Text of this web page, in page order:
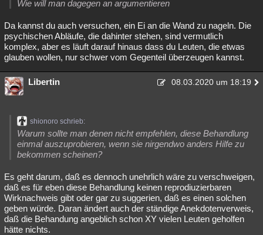
Wie will man dagegen an argumentieren
Da kannst du auch versuchen, ein Ei an die Wand zu nageln. Die
psychischen Abläufe, die dahinter stehen, sind vermutlich
komplex, aber es läuft darauf hinaus dass du Leuten, die etwas
glauben wollen, nur schwer vom Gegenteil überzeugen kannst.
Libertin 08.03.2020 um 18:19
shionoro schrieb:
Warum sollte man denen nicht empfehlen, diese Behandlung
einmal auszuprobieren, wenn sie nirgendwo anders Hilfe zu
bekommen scheinen?
Es geht darum, daß es dennoch unehrlich wäre zu verschweigen,
daß es für eben diese Behandlung keinen reprodiuzierbaren
Wirknachweis gibt oder gar zu suggerien, daß es einen solchen
geben würde. Daran ändert auch der ständige Anekdotenverweis,
daß die Behandung angeblich schon XY vielen Leuten geholfen
hätte nichts.